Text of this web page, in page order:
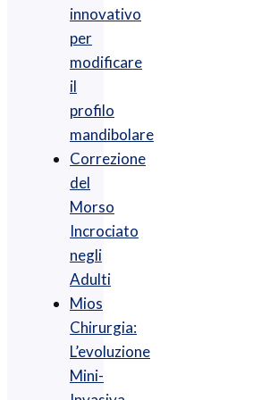
innovativo
per
modificare
il
profilo
mandibolare
Correzione
del
Morso
Incrociato
negli
Adulti
Mios
Chirurgia :
L’evoluzione
Mini-